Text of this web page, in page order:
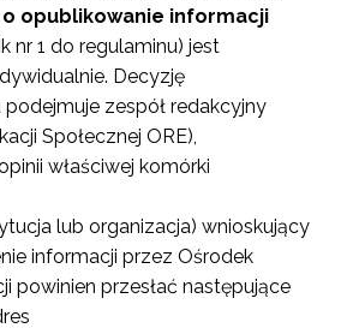
opublikowanie informacji
nr 1 do regulaminu) jest
Decyzję
zespół redakcyjny
Społecznej ORE),
właściwej komórki
lub organizacja) wnioskujący
informacji przez Ośrodek
powinien przesłać następujące